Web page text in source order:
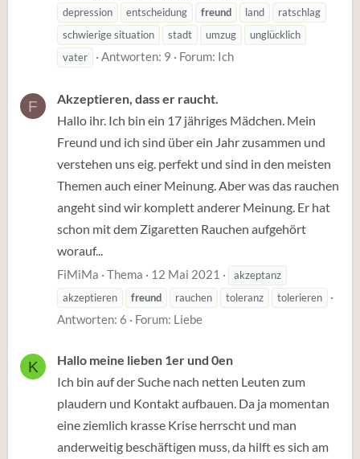
depression entscheidung freund land
ratschlag
schwierige situation
stadt umzug
unglücklich
vater
Antworten: 9 Forum: Ich
F
Akzeptieren, dass er raucht.
Hallo ihr. Ich bin ein 17 jähriges Mädchen. Mein
Freund und ich sind über ein Jahr zusammen und
verstehen uns eig. perfekt und sind in den meisten
Themen auch einer Meinung. Aber was das rauchen
angeht sind wir komplett anderer Meinung. Er hat
schon mit dem Zigaretten Rauchen aufgehört
worauf...
FiMiMa Thema 12 Mai 2021
akzeptanz
akzeptieren
freund rauchen toleranz tolerieren
Antworten: 6 Forum: Liebe
K
Hallo meine lieben 1er und 0en
Ich bin auf der Suche nach netten Leuten zum
plaudern und Kontakt aufbauen. Da ja momentan
eine ziemlich krasse Krise herrscht und man
anderweitig beschäftigen muss, da hilft es sich am